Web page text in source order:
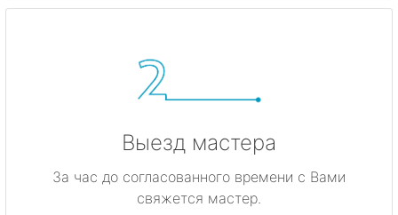
Выезд мастера
За час до согласованного времени с Вами
свяжется мастер.